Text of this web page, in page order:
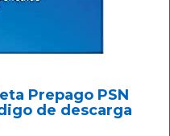
Prepago PSN
de descarga